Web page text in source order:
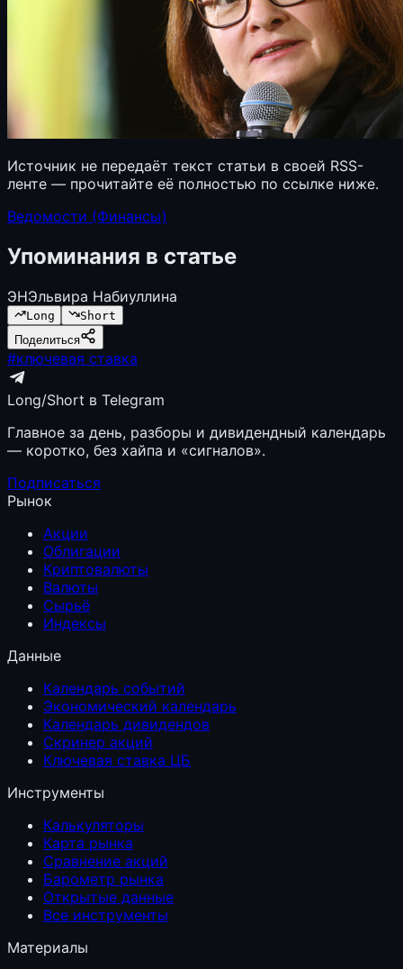
Источник не передаёт текст статьи в своей RSS-
ленте — прочитайте её полностью по ссылке ниже.
Ведомости (Финансы)
Упоминания в статье
ЭНЭльвира Набиуллина
Long
Short
Поделиться
#ключевая ставка
Long/Short в Telegram
Главное за день, разборы и дивидендный календарь
— коротко, без хайпа и «сигналов».
Подписаться
Рынок
Акции
Облигации
Криптовалюты
Валюты
Сырьё
Индексы
Данные
Календарь событий
Экономический календарь
Календарь дивидендов
Скринер акций
Ключевая ставка ЦБ
Инструменты
Калькуляторы
Карта рынка
Сравнение акций
Барометр рынка
Открытые данные
Все инструменты
Материалы